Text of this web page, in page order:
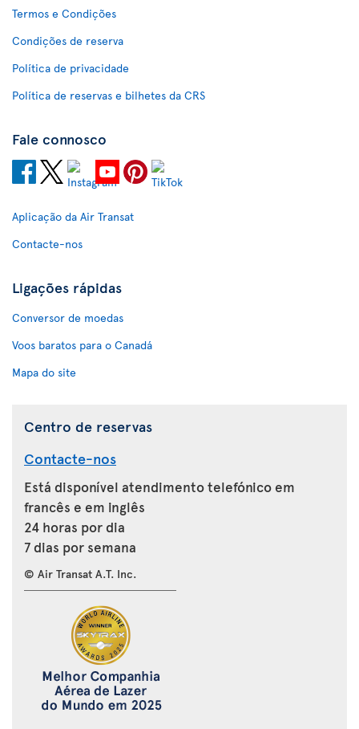
Termos e Condições
Condições de reserva
Política de privacidade
Política de reservas e bilhetes da CRS
Fale connosco
Aplicação da Air Transat
Contacte-nos
Ligações rápidas
Conversor de moedas
Voos baratos para o Canadá
Mapa do site
Centro de reservas
Contacte-nos
Está disponível atendimento telefónico em
francês e em inglês
24 horas por dia
7 dias por semana
© Air Transat A.T. Inc.